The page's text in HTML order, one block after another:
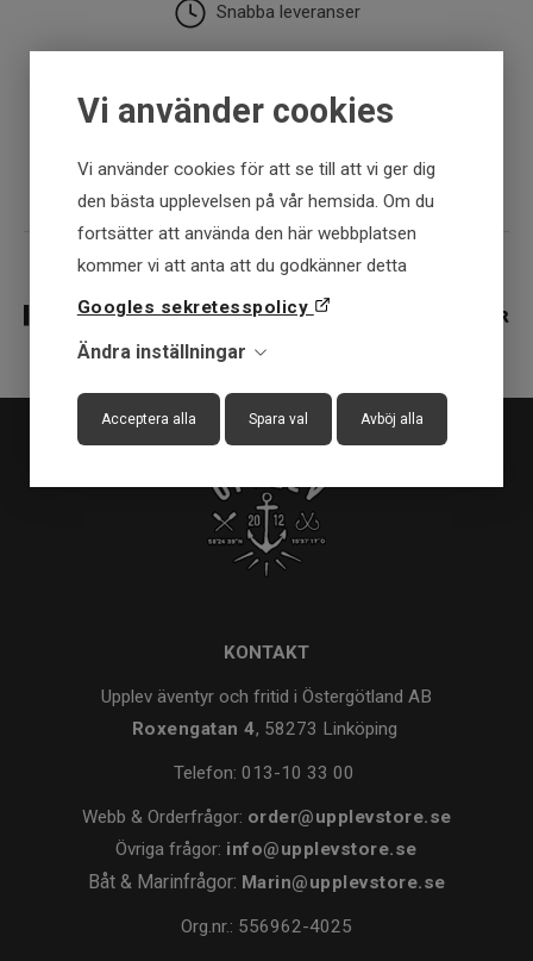
Vi använder cookies
Vi använder cookies för att se till att vi ger dig
den bästa upplevelsen på vår hemsida. Om du
fortsätter att använda den här webbplatsen
kommer vi att anta att du godkänner detta
Googles sekretesspolicy
Ändra inställningar
Acceptera alla Spara val Avböj alla
Snabba leveranser
KONTAKT
Upplev äventyr och fritid i Östergötland AB
Roxengatan 4, 58273 Linköping
Telefon: 013-10 33 00
Webb & Orderfrågor: order@upplevstore.se
Övriga frågor: info@upplevstore.se
Båt & Marinfrågor: Marin@upplevstore.se
Org.nr.: 556962-4025